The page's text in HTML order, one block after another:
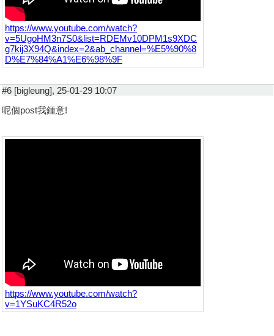
https://www.youtube.com/watch?
v=5UgoHM3n7S0&list=RDEMv10DPM1s9XDC
g7kij3X94Q&index=2&ab_channel=%E5%90%8
D%E7%84%A1%E6%98%9F
#6 [bigleung], 25-01-29 10:07
呢個post我鍾意!
https://www.youtube.com/watch?
v=1YSuKC4R52o